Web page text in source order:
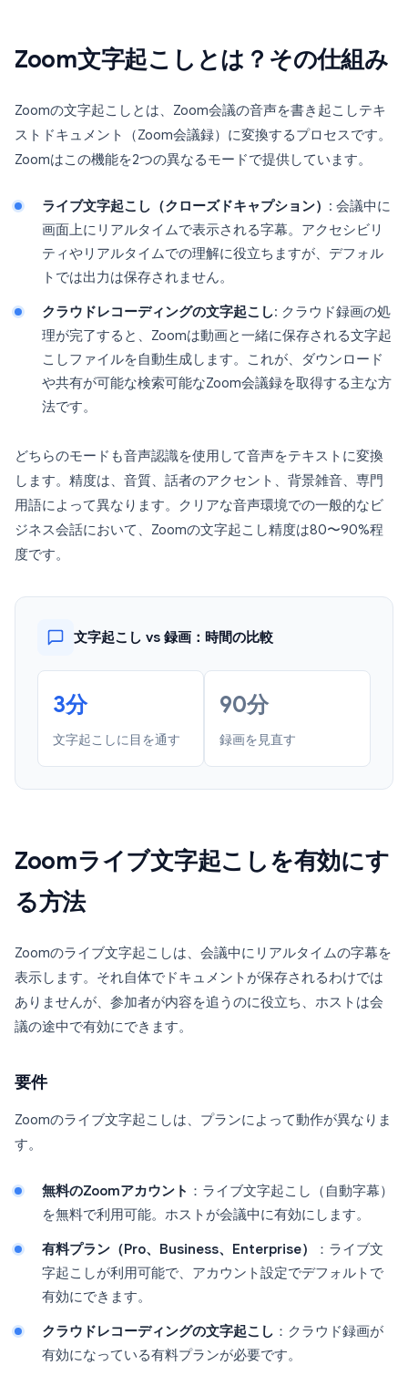
Zoom文字起こしとは？その仕組み
Zoomの文字起こしとは、Zoom会議の音声を書き起こしテキ
ストドキュメント（Zoom会議録）に変換するプロセスです。
Zoomはこの機能を2つの異なるモードで提供しています。
ライブ文字起こし（クローズドキャプション） : 会議中に
画面上にリアルタイムで表示される字幕。アクセシビリ
ティやリアルタイムでの理解に役立ちますが、デフォル
トでは出力は保存されません。
クラウドレコーディングの文字起こし: クラウド録画の処
理が完了すると、Zoomは動画と一緒に保存される文字起
こしファイルを自動生成します。これが、ダウンロード
や共有が可能な検索可能なZoom会議録を取得する主な方
法です。
どちらのモードも音声認識を使用して音声をテキストに変換
します。精度は、音質、話者のアクセント、背景雑音、専門
用語によって異なります。クリアな音声環境での一般的なビ
ジネス会話において、Zoomの文字起こし精度は80〜90%程
度です。
文字起こし vs 録画：時間の比較
3分
文字起こしに目を通す
90分
録画を見直す
Zoomライブ文字起こしを有効にす
る方法
Zoomのライブ文字起こしは、会議中にリアルタイムの字幕を
表示します。それ自体でドキュメントが保存されるわけでは
ありませんが、参加者が内容を追うのに役立ち、ホストは会
議の途中で有効にできます。
要件
Zoomのライブ文字起こしは、プランによって動作が異なりま
す。
無料のZoomアカウント ：ライブ文字起こし（自動字幕）
を無料で利用可能。ホストが会議中に有効にします。
有料プラン（Pro、Business、Enterprise）
：ライブ文
字起こしが利用可能で、アカウント設定でデフォルトで
有効にできます。
クラウドレコーディングの文字起こし ：クラウド録画が
有効になっている有料プランが必要です。